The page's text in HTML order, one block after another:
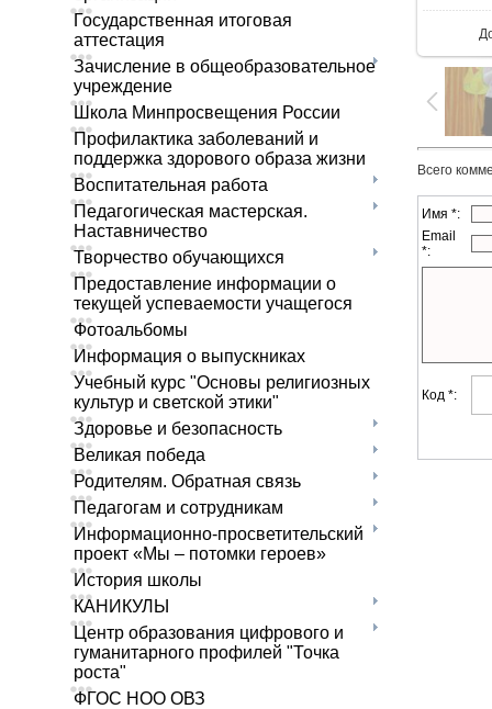
Государственная итоговая
аттестация
Зачисление в общеобразовательное
учреждение
Школа Минпросвещения России
Профилактика заболеваний и
поддержка здорового образа жизни
Воспитательная работа
Педагогическая мастерская.
Наставничество
Творчество обучающихся
Предоставление информации о
текущей успеваемости учащегося
Фотоальбомы
Информация о выпускниках
Учебный курс "Основы религиозных
культур и светской этики"
Здоровье и безопасность
Великая победа
Родителям. Обратная связь
Педагогам и сотрудникам
Информационно-просветительский
проект «Мы – потомки героев»
История школы
КАНИКУЛЫ
Центр образования цифрового и
гуманитарного профилей "Точка
роста"
ФГОС НОО ОВЗ
Всего
Имя *:
Email
*:
Код *: